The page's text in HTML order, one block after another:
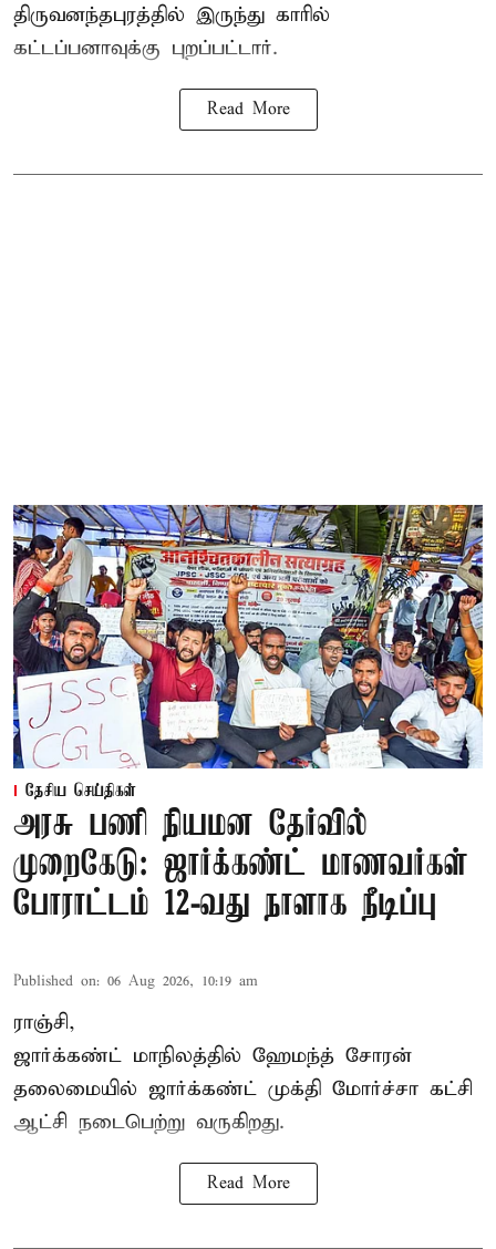
திருவனந்தபுரத்தில் இருந்து காரில்
கட்டப்பனாவுக்கு புறப்பட்டார்.
Read More
தேசிய செய்திகள்
அரசு பணி நியமன தேர்வில்
முறைகேடு: ஜார்க்கண்ட் மாணவர்கள்
போராட்டம் 12-வது நாளாக நீடிப்பு
Published on: 06 Aug 2026, 10:19 am
ராஞ்சி,
ஜார்க்கண்ட் மாநிலத்தில் ஹேமந்த் சோரன்
தலைமையில் ஜார்க்கண்ட் முக்தி மோர்ச்சா கட்சி
ஆட்சி நடைபெற்று வருகிறது.
Read More